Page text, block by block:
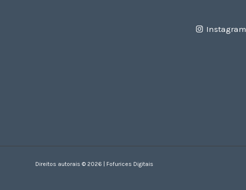
Instagram
Direitos autorais © 2026 | Fofurices Digitais